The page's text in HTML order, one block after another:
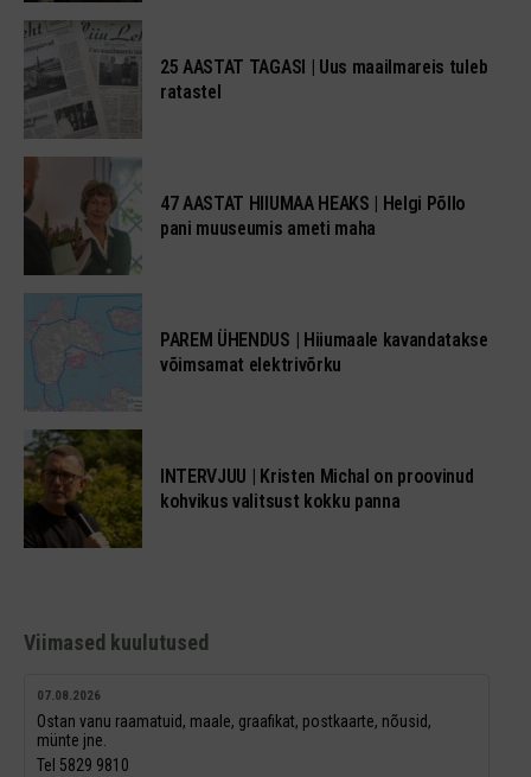
25 AASTAT TAGASI | Uus maailmareis tuleb
ratastel
47 AASTAT HIIUMAA HEAKS | Helgi Põllo
pani muuseumis ameti maha
PAREM ÜHENDUS | Hiiumaale kavandatakse
võimsamat elektrivõrku
INTERVJUU | Kristen Michal on proovinud
kohvikus valitsust kokku panna
Viimased kuulutused
07.08.2026
Ostan vanu raamatuid, maale, graafikat, postkaarte, nõusid,
münte jne.
Tel 5829 9810